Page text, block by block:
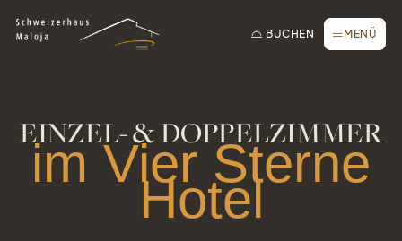
SCHLIESSEN
Online buchen
Tisch reservieren
Webcam
BUCHEN MENÜ
Freude verschenken
EINZEL- & DOPPELZIMMER
im Vier Sterne
Hotel